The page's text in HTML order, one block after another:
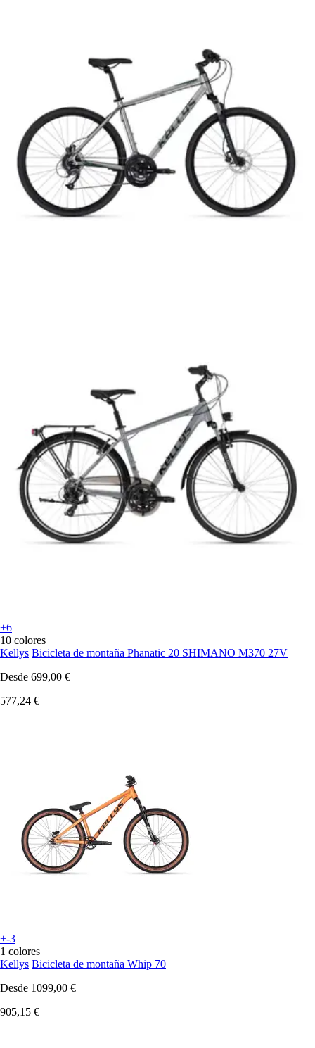
+6
10 colores
Kellys Bicicleta de montaña Phanatic 20 SHIMANO M370 27V
Desde 699,00 €
577,24 €
+-3
1 colores
Kellys Bicicleta de montaña Whip 70
Desde 1099,00 €
905,15 €